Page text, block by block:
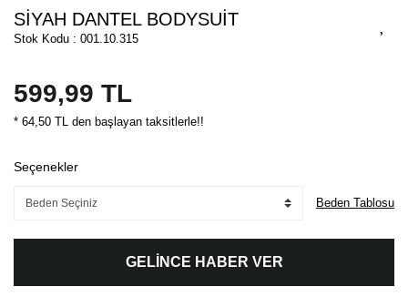
SİYAH DANTEL BODYSUİT
Stok Kodu : 001.10.315
599,99 TL
* 64,50 TL den başlayan taksitlerle!!
Seçenekler
Beden Tablosu
GELİNCE HABER VER